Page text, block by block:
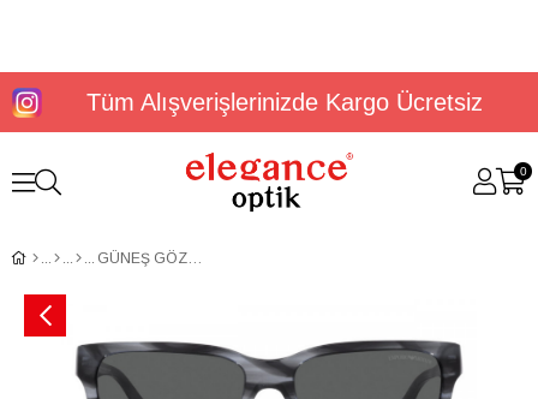
Tüm Alışverişlerinizde Kargo Ücretsiz
0
GÜNEŞ GÖZLÜĞÜ E.ARMANİ EA417757531087